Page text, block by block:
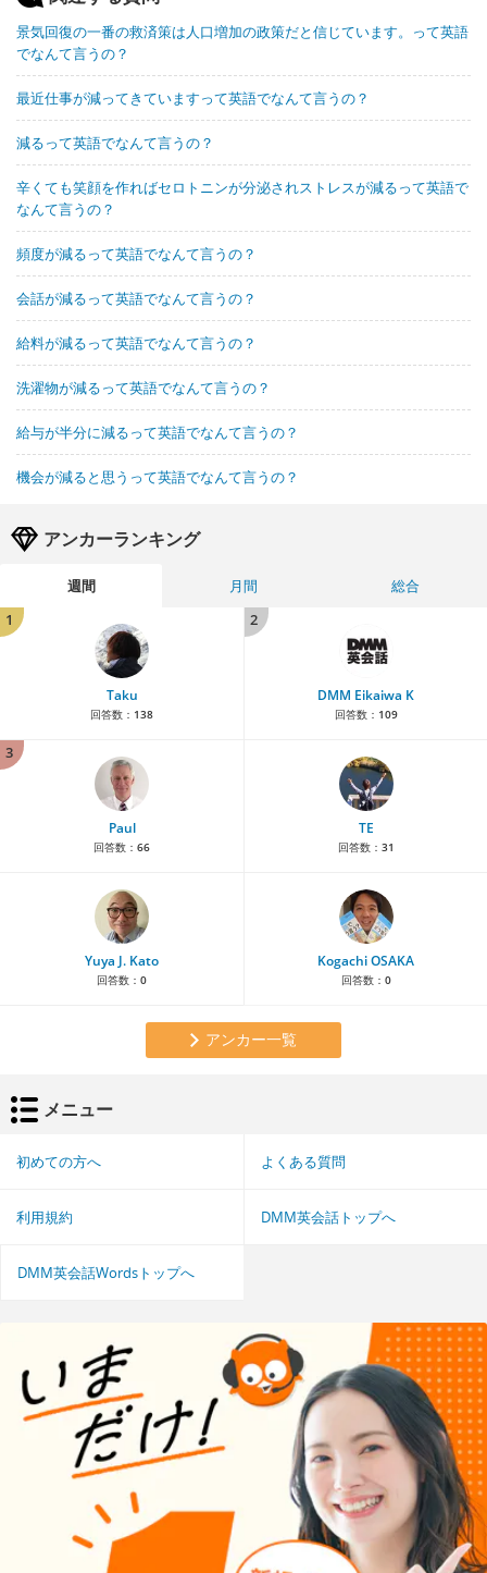
景気回復の一番の救済策は人口増加の政策だと信じています。って英語
でなんて言うの？
最近仕事が減ってきていますって英語でなんて言うの？
減るって英語でなんて言うの？
辛くても笑顔を作ればセロトニンが分泌されストレスが減るって英語で
なんて言うの？
頻度が減るって英語でなんて言うの？
会話が減るって英語でなんて言うの？
給料が減るって英語でなんて言うの？
洗濯物が減るって英語でなんて言うの？
給与が半分に減るって英語でなんて言うの？
機会が減ると思うって英語でなんて言うの？
アンカーランキング
週間 月間
総合
1
Taku
回答数： 138
2
DMM Eikaiwa K
回答数： 109
3
Paul
回答数： 66
TE
回答数： 31
Yuya J. Kato
回答数： 0
Kogachi OSAKA
回答数： 0
アンカー一覧
メニュー
初めての方へ よくある質問
利用規約 DMM英会話トップへ
DMM英会話Wordsトップへ